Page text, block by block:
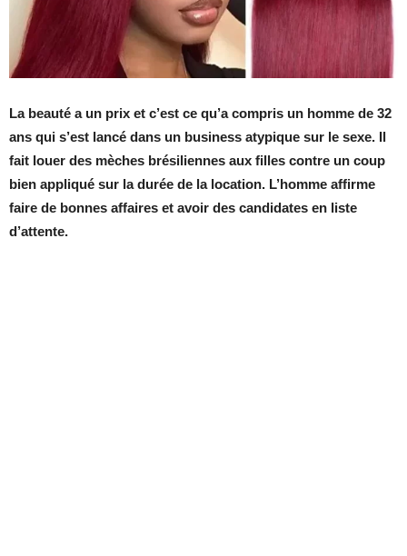
La beauté a un prix et c’est ce qu’a compris un homme de 32
ans qui s’est lancé dans un business atypique sur le sexe. Il
fait louer des mèches brésiliennes aux filles contre un coup
bien appliqué sur la durée de la location. L’homme affirme
faire de bonnes affaires et avoir des candidates en liste
d’attente.